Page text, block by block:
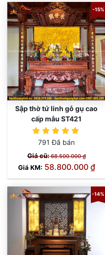
-15%
Sập thờ tứ linh gỗ gụ cao
cấp mẫu ST421
791 Đã bán
Giá cũ:68.500.000 ₫
Giá KM: 58.800.000 ₫
-14%